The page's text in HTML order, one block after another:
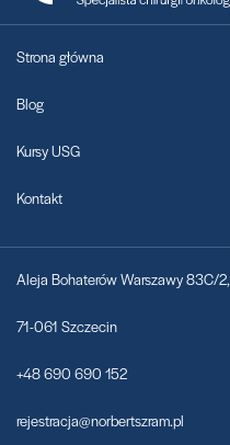
Strona główna
Blog
Kursy USG
Kontakt
Aleja Bohaterów Warszawy 83C/2,
71-061 Szczecin
+48 690 690 152
rejestracja@norbertszram.pl